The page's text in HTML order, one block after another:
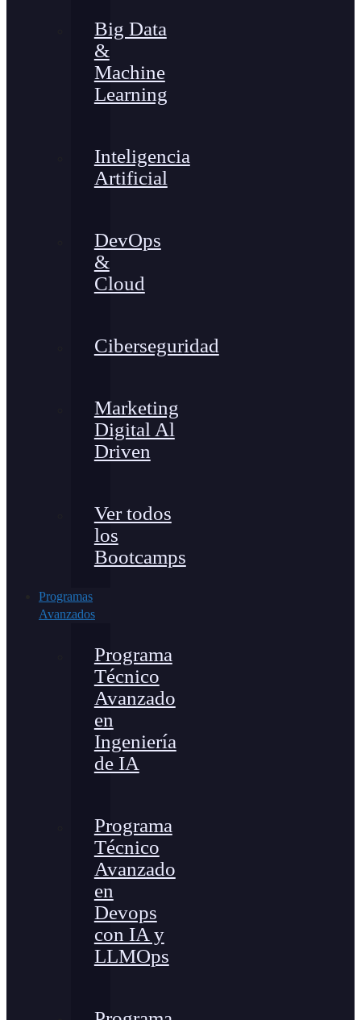
Big Data
&
Machine
Learning
Inteligencia
Artificial
DevOps
&
Cloud
Ciberseguridad
Marketing
Digital Al
Driven
Ver todos
los
Bootcamps
Programas
Avanzados
Programa
Técnico
Avanzado
en
Ingeniería
de IA
Programa
Técnico
Avanzado
en
Devops
con IA y
LLMOps